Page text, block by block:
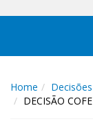
Home
Decisões
DECISÃO